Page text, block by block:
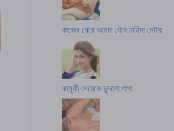
কাজের মেয়ে আমার যৌন চাহিদা মেটায়
কামুকী মেয়েকে চুদলো পাপা